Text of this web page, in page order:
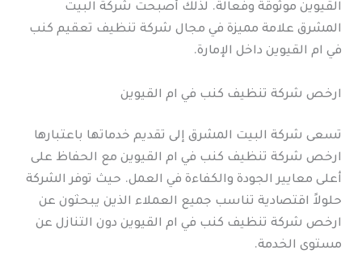
القيوين موثوقة وفعالة. لذلك أصبحت شركة البيت
المشرق علامة مميزة في مجال شركة تنظيف تعقيم كنب
في ام القيوين داخل الإمارة.
ارخص شركة تنظيف كنب في ام القيوين
تسعى شركة البيت المشرق إلى تقديم خدماتها باعتبارها
ارخص شركة تنظيف كنب في ام القيوين مع الحفاظ على
أعلى معايير الجودة والكفاءة في العمل. حيث توفر الشركة
حلولاً اقتصادية تناسب جميع العملاء الذين يبحثون عن
ارخص شركة تنظيف كنب في ام القيوين دون التنازل عن
مستوى الخدمة.